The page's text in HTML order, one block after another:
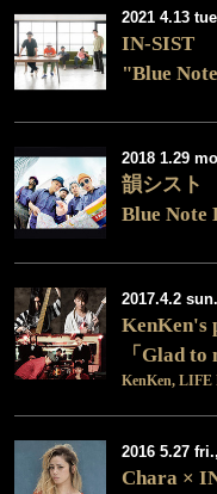
2021 4.13
IN-SIST
"Blue
2018 1.29
韻シスト
Blue Note
2017.4.2 sun.
KenKen's
「Glad to
KenKen, LIFE
2016 5.27
Chara ×